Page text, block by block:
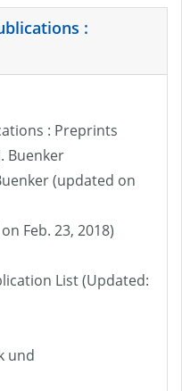
:
: Preprints
Buenker
(updated on
Feb. 23, 2018)
List (Updated:
und